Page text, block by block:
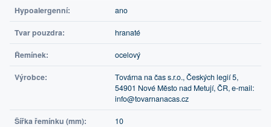
Hypoalergenní: ano
Tvar pouzdra: hranaté
Řemínek: ocelový
Výrobce:
Továrna na čas s.r.o., Českých legií 5,
54901 Nové Město nad Metují, ČR, e-mail:
info@tovarnanacas.cz
Šířka řemínku (mm): 10